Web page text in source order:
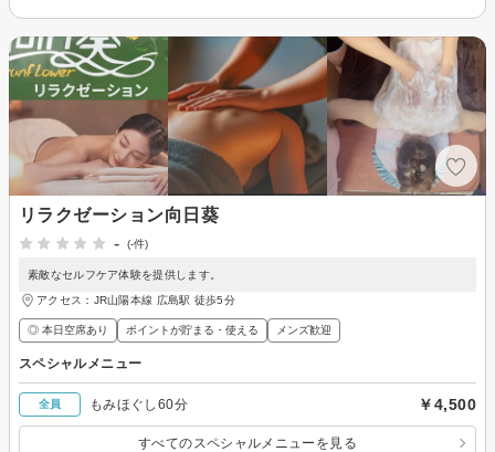
リラクゼーション向日葵
-
(-件)
素敵なセルフケア体験を提供します。
アクセス：JR山陽本線 広島駅 徒歩5分
◎ 本日空席あり ポイントが貯まる・使える メンズ歓迎
スペシャルメニュー
全員 もみほぐし60分 ￥4,500
すべてのスペシャルメニューを見る